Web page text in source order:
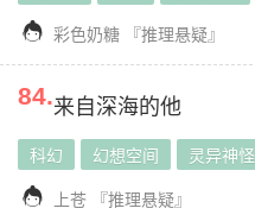
 彩色奶糖 『推理悬疑』
84.来自深海的他
科幻 幻想空间 灵异神怪
 上苍 『推理悬疑』